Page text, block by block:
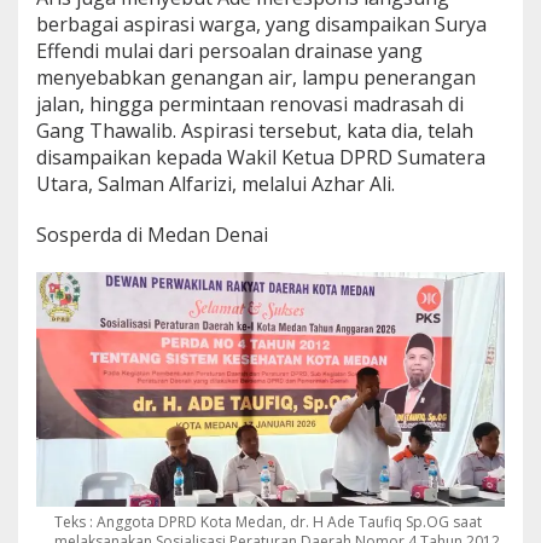
berbagai aspirasi warga, yang disampaikan Surya
Effendi mulai dari persoalan drainase yang
menyebabkan genangan air, lampu penerangan
jalan, hingga permintaan renovasi madrasah di
Gang Thawalib. Aspirasi tersebut, kata dia, telah
disampaikan kepada Wakil Ketua DPRD Sumatera
Utara, Salman Alfarizi, melalui Azhar Ali.
Sosperda di Medan Denai
Teks : Anggota DPRD Kota Medan, dr. H Ade Taufiq Sp.OG saat